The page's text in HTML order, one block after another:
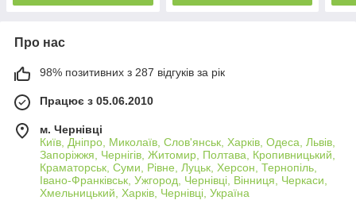
Про нас
98% позитивних з 287 відгуків за рік
Працює з 05.06.2010
м. Чернівці
Київ, Дніпро, Миколаїв, Слов'янськ, Харків, Одеса, Львів,
Запоріжжя, Чернігів, Житомир, Полтава, Кропивницький,
Краматорськ, Суми, Рівне, Луцьк, Херсон, Тернопіль,
Івано-Франківськ, Ужгород, Чернівці, Вінниця, Черкаси,
Хмельницький, Харків, Чернівці, Україна